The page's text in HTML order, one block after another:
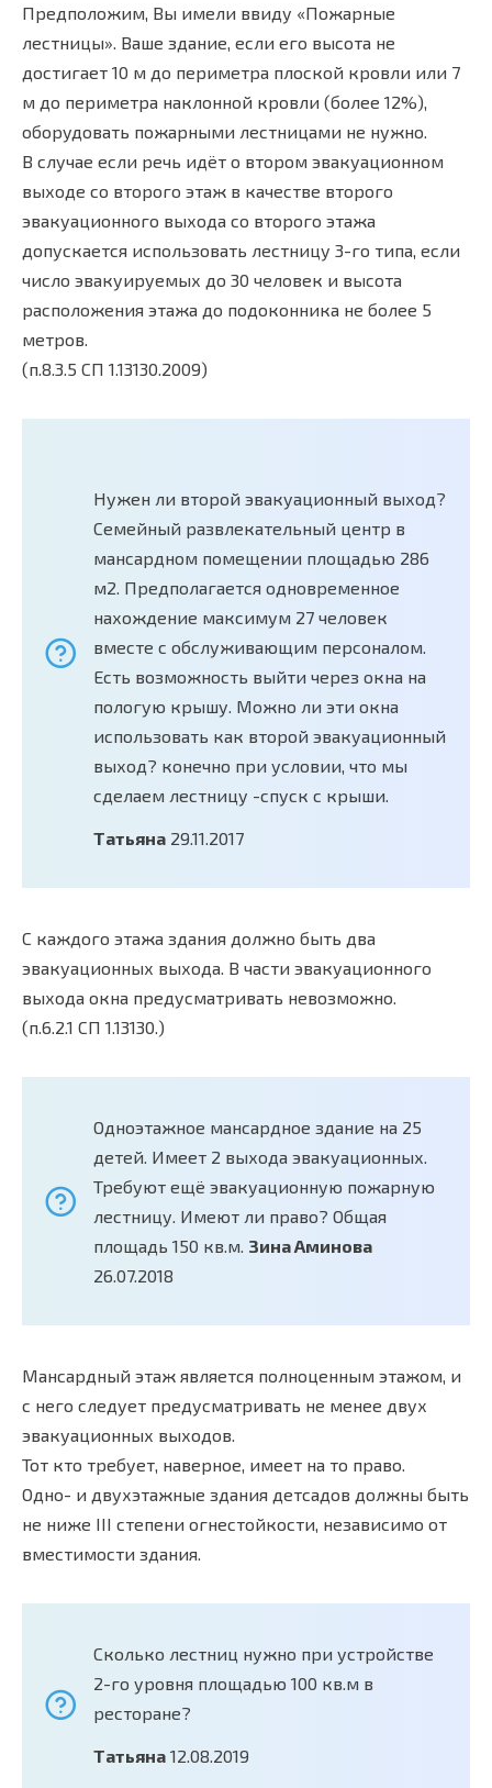
Предположим, Вы имели ввиду «Пожарные
лестницы». Ваше здание, если его высота не
достигает 10 м до периметра плоской кровли или 7
м до периметра наклонной кровли (более 12%),
оборудовать пожарными лестницами не нужно.
В случае если речь идёт о втором эвакуационном
выходе со второго этаж в качестве второго
эвакуационного выхода со второго этажа
допускается использовать лестницу 3-го типа, если
число эвакуируемых до 30 человек и высота
расположения этажа до подоконника не более 5
метров.
(п.8.3.5 СП 1.13130.2009)
Нужен ли второй эвакуационный выход?
Семейный развлекательный центр в
мансардном помещении площадью 286
м2. Предполагается одновременное
нахождение максимум 27 человек
вместе с обслуживающим персоналом.
Есть возможность выйти через окна на
пологую крышу. Можно ли эти окна
использовать как второй эвакуационный
выход? конечно при условии, что мы
сделаем лестницу -спуск с крыши.
Татьяна 29.11.2017
С каждого этажа здания должно быть два
эвакуационных выхода. В части эвакуационного
выхода окна предусматривать невозможно.
(п.6.2.1 СП 1.13130.)
Одноэтажное мансардное здание на 25
детей. Имеет 2 выхода эвакуационных.
Требуют ещё эвакуационную пожарную
лестницу. Имеют ли право? Общая
площадь 150 кв.м. Зина Аминова
26.07.2018
Мансардный этаж является полноценным этажом, и
с него следует предусматривать не менее двух
эвакуационных выходов.
Тот кто требует, наверное, имеет на то право.
Одно- и двухэтажные здания детсадов должны быть
не ниже III степени огнестойкости, независимо от
вместимости здания.
Сколько лестниц нужно при устройстве
2-го уровня площадью 100 кв.м в
ресторане?
Татьяна 12.08.2019